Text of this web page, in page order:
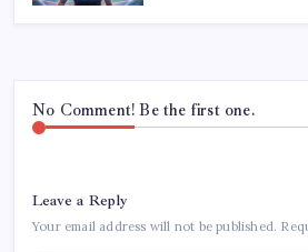
No Comment! Be the first one.
Leave a Reply
Your email address will not be published.